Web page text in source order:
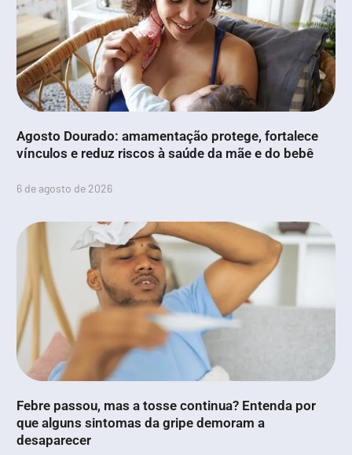
Agosto Dourado: amamentação protege, fortalece
vínculos e reduz riscos à saúde da mãe e do bebê
6 de agosto de 2026
Febre passou, mas a tosse continua? Entenda por
que alguns sintomas da gripe demoram a
desaparecer